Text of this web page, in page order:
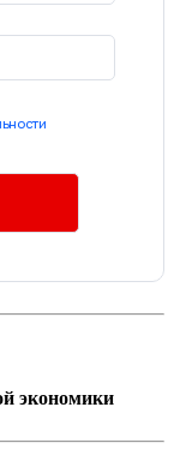
экономики